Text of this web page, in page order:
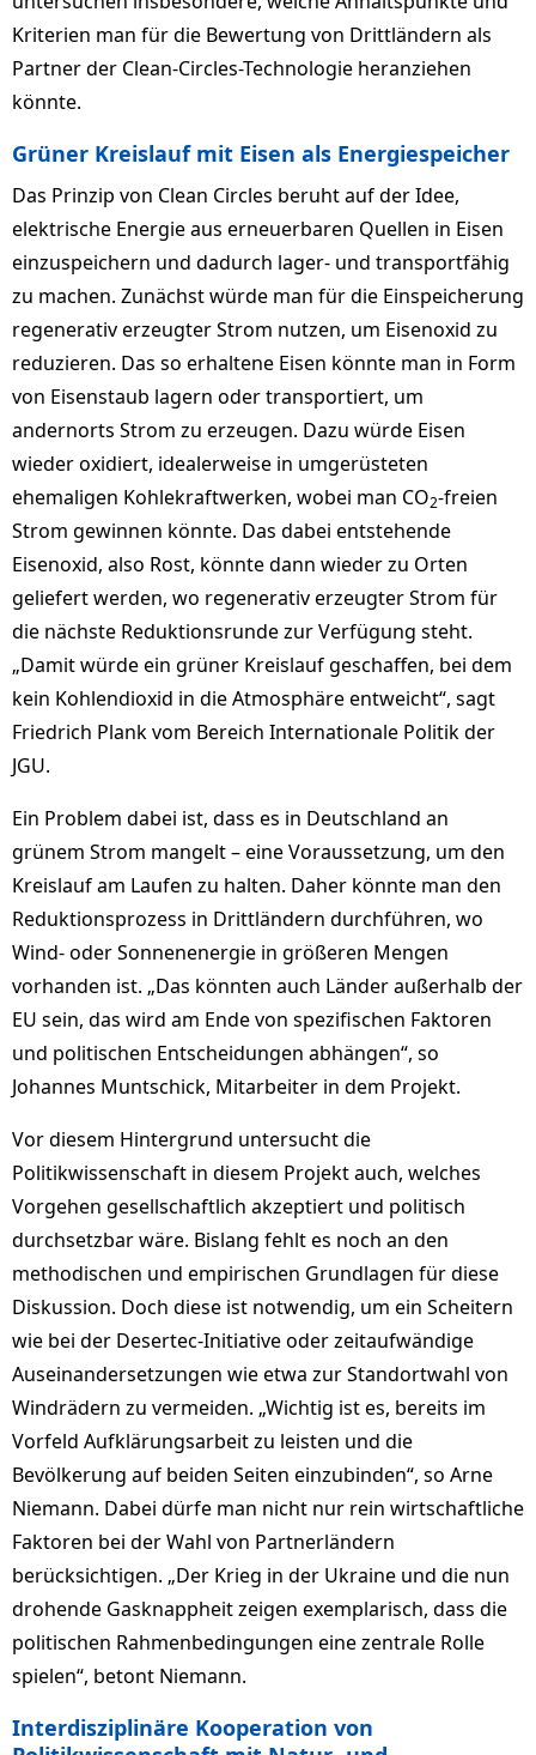
Kriterien man für die Bewertung von Drittländern als
Partner der Clean-Circles-Technologie heranziehen
könnte.
Grüner Kreislauf mit Eisen als Energiespeicher
Das Prinzip von Clean Circles beruht auf der Idee,
elektrische Energie aus erneuerbaren Quellen in Eisen
einzuspeichern und dadurch lager- und transportfähig
zu machen. Zunächst würde man für die Einspeicherung
regenerativ erzeugter Strom nutzen, um Eisenoxid zu
reduzieren. Das so erhaltene Eisen könnte man in Form
von Eisenstaub lagern oder transportiert, um
andernorts Strom zu erzeugen. Dazu würde Eisen
wieder oxidiert, idealerweise in umgerüsteten
ehemaligen Kohlekraftwerken, wobei man CO2-freien
Strom gewinnen könnte. Das dabei entstehende
Eisenoxid, also Rost, könnte dann wieder zu Orten
geliefert werden, wo regenerativ erzeugter Strom für
die nächste Reduktionsrunde zur Verfügung steht.
„Damit würde ein grüner Kreislauf geschaffen, bei dem
kein Kohlendioxid in die Atmosphäre entweicht“, sagt
Friedrich Plank vom Bereich Internationale Politik der
JGU.
Ein Problem dabei ist, dass es in Deutschland an
grünem Strom mangelt – eine Voraussetzung, um den
Kreislauf am Laufen zu halten. Daher könnte man den
Reduktionsprozess in Drittländern durchführen, wo
Wind- oder Sonnenenergie in größeren Mengen
vorhanden ist. „Das könnten auch Länder außerhalb der
EU sein, das wird am Ende von spezifischen Faktoren
und politischen Entscheidungen abhängen“, so
Johannes Muntschick, Mitarbeiter in dem Projekt.
Vor diesem Hintergrund untersucht die
Politikwissenschaft in diesem Projekt auch, welches
Vorgehen gesellschaftlich akzeptiert und politisch
durchsetzbar wäre. Bislang fehlt es noch an den
methodischen und empirischen Grundlagen für diese
Diskussion. Doch diese ist notwendig, um ein Scheitern
wie bei der Desertec-Initiative oder zeitaufwändige
Auseinandersetzungen wie etwa zur Standortwahl von
Windrädern zu vermeiden. „Wichtig ist es, bereits im
Vorfeld Aufklärungsarbeit zu leisten und die
Bevölkerung auf beiden Seiten einzubinden“, so Arne
Niemann. Dabei dürfe man nicht nur rein wirtschaftliche
Faktoren bei der Wahl von Partnerländern
berücksichtigen. „Der Krieg in der Ukraine und die nun
drohende Gasknappheit zeigen exemplarisch, dass die
politischen Rahmenbedingungen eine zentrale Rolle
spielen“, betont Niemann.
Interdisziplinäre Kooperation von